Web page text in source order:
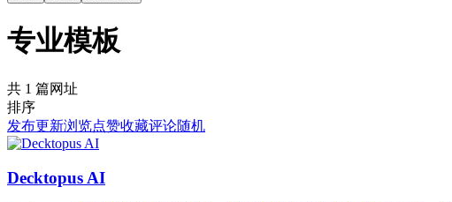
专业模板
共 1 篇网址
排序
发布更新浏览点赞收藏评论随机
Decktopus AI